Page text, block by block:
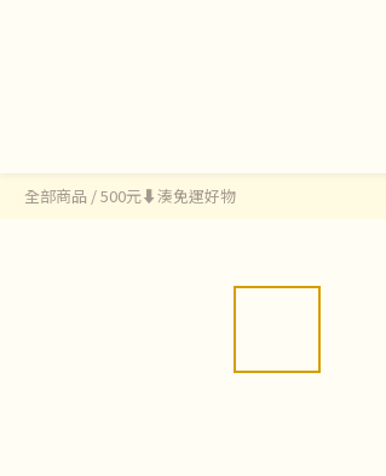
全部商品 /500元⬇湊免運好物